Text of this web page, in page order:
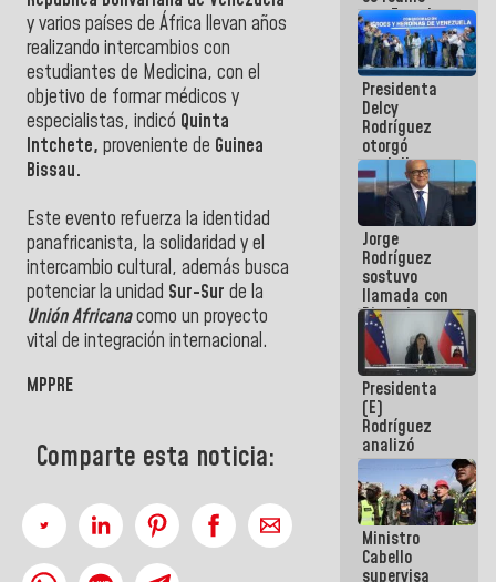
y varios países de África llevan años
realizando intercambios con
estudiantes de Medicina, con el
objetivo de formar médicos y
especialistas, indicó Quinta
Intchete, proveniente de Guinea
Bissau.
Este evento refuerza la identidad
panafricanista, la solidaridad y el
intercambio cultural, además busca
potenciar la unidad Sur-Sur de la
Unión Africanacomo un proyecto
vital de integración internacional.
MPPRE
Comparte esta noticia:
con Estado
Mayor
Eléctrico
para
abordar
planes de
acción
Presidenta
Delcy
Rodríguez
otorgó
medalla
"Héroe de
Venezuela"
a servidores
públicos
Jorge
Rodríguez
sostuvo
llamada con
Dinorah
Figuera y
acuerdan
primer
encuentro
presencial
para el
diálogo
Presidenta
(E)
Rodríguez
analizó
junto a
gobernadores
planes de
recuperación
del Sistema
Eléctrico
Ministro
Cabello
supervisa